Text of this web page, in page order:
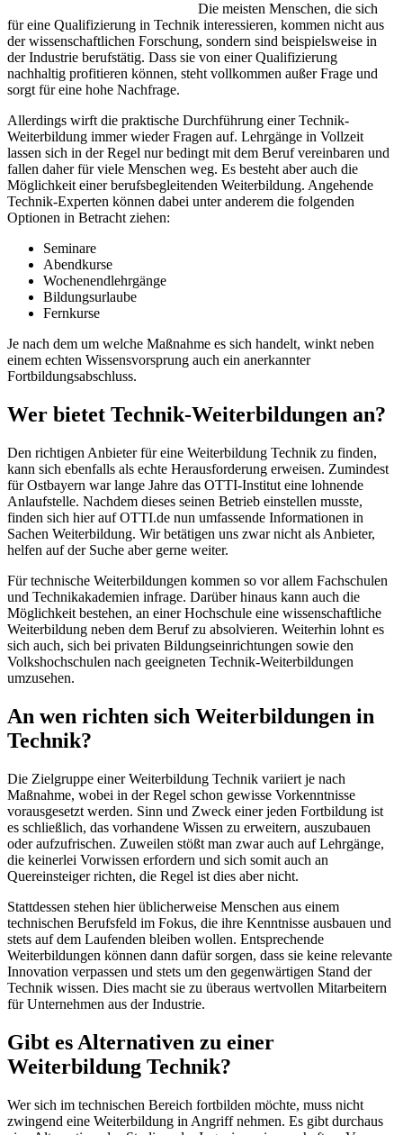
Die meisten Menschen, die sich
für eine Qualifizierung in Technik interessieren, kommen nicht aus
der wissenschaftlichen Forschung, sondern sind beispielsweise in
der Industrie berufstätig. Dass sie von einer Qualifizierung
nachhaltig profitieren können, steht vollkommen außer Frage und
sorgt für eine hohe Nachfrage.
Allerdings wirft die praktische Durchführung einer Technik-
Weiterbildung immer wieder Fragen auf. Lehrgänge in Vollzeit
lassen sich in der Regel nur bedingt mit dem Beruf vereinbaren und
fallen daher für viele Menschen weg. Es besteht aber auch die
Möglichkeit einer berufsbegleitenden Weiterbildung. Angehende
Technik-Experten können dabei unter anderem die folgenden
Optionen in Betracht ziehen:
Seminare
Abendkurse
Wochenendlehrgänge
Bildungsurlaube
Fernkurse
Je nach dem um welche Maßnahme es sich handelt, winkt neben
einem echten Wissensvorsprung auch ein anerkannter
Fortbildungsabschluss.
Wer bietet Technik-Weiterbildungen an?
Den richtigen Anbieter für eine Weiterbildung Technik zu finden,
kann sich ebenfalls als echte Herausforderung erweisen. Zumindest
für Ostbayern war lange Jahre das OTTI-Institut eine lohnende
Anlaufstelle. Nachdem dieses seinen Betrieb einstellen musste,
finden sich hier auf OTTI.de nun umfassende Informationen in
Sachen Weiterbildung. Wir betätigen uns zwar nicht als Anbieter,
helfen auf der Suche aber gerne weiter.
Für technische Weiterbildungen kommen so vor allem Fachschulen
und Technikakademien infrage. Darüber hinaus kann auch die
Möglichkeit bestehen, an einer Hochschule eine wissenschaftliche
Weiterbildung neben dem Beruf zu absolvieren. Weiterhin lohnt es
sich auch, sich bei privaten Bildungseinrichtungen sowie den
Volkshochschulen nach geeigneten Technik-Weiterbildungen
umzusehen.
An wen richten sich Weiterbildungen in
Technik?
Die Zielgruppe einer Weiterbildung Technik variiert je nach
Maßnahme, wobei in der Regel schon gewisse Vorkenntnisse
vorausgesetzt werden. Sinn und Zweck einer jeden Fortbildung ist
es schließlich, das vorhandene Wissen zu erweitern, auszubauen
oder aufzufrischen. Zuweilen stößt man zwar auch auf Lehrgänge,
die keinerlei Vorwissen erfordern und sich somit auch an
Quereinsteiger richten, die Regel ist dies aber nicht.
Stattdessen stehen hier üblicherweise Menschen aus einem
technischen Berufsfeld im Fokus, die ihre Kenntnisse ausbauen und
stets auf dem Laufenden bleiben wollen. Entsprechende
Weiterbildungen können dann dafür sorgen, dass sie keine relevante
Innovation verpassen und stets um den gegenwärtigen Stand der
Technik wissen. Dies macht sie zu überaus wertvollen Mitarbeitern
für Unternehmen aus der Industrie.
Gibt es Alternativen zu einer
Weiterbildung Technik?
Wer sich im technischen Bereich fortbilden möchte, muss nicht
zwingend eine Weiterbildung in Angriff nehmen. Es gibt durchaus